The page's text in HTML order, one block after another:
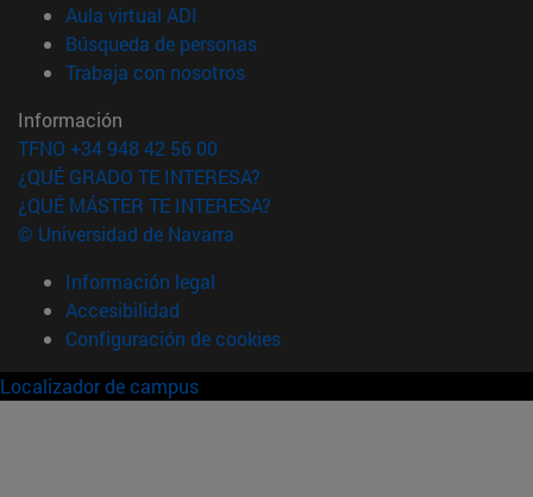
Aula virtual ADI
Búsqueda de personas(abre en nueva ventana)
Trabaja con nosotros(abre en nueva ventana)
Información
TFNO +34 948 42 56 00
¿QUÉ GRADO TE INTERESA?
¿QUÉ MÁSTER TE INTERESA?
© Universidad de Navarra
Información legal
Accesibilidad
Configuración de cookies
Localizador de campus